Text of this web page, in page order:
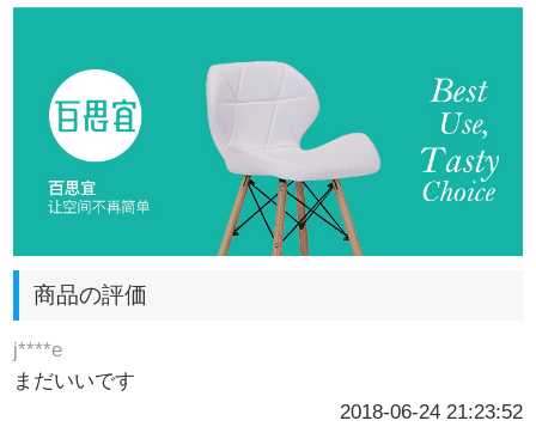
商品の評価
j****e
まだいいです
2018-06-24 21:23:52